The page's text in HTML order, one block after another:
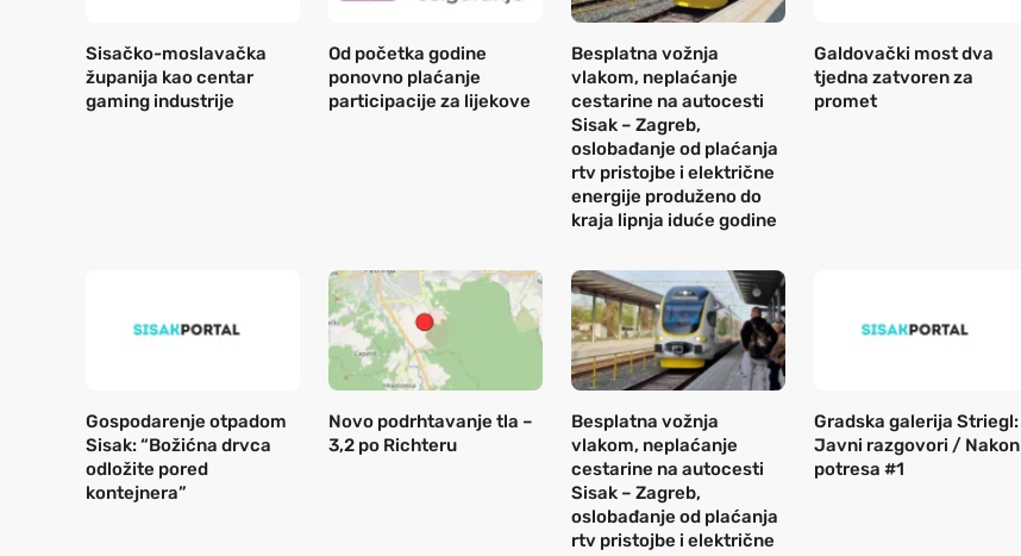
Sisačko-moslavačka
županija kao centar
gaming industrije
Od početka godine
ponovno plaćanje
participacije za lijekove
Besplatna vožnja
vlakom, neplaćanje
cestarine na autocesti
Sisak – Zagreb,
oslobađanje od plaćanja
rtv pristojbe i električne
energije produženo do
kraja lipnja iduće godine
Galdovački most dva
tjedna zatvoren za
promet
Gospodarenje otpadom
Sisak: “Božićna drvca
odložite pored
kontejnera”
Novo podrhtavanje tla –
3,2 po Richteru
Besplatna vožnja
vlakom, neplaćanje
cestarine na autocesti
Sisak – Zagreb,
oslobađanje od plaćanja
rtv pristojbe i električne
Gradska galerija Striegl:
Javni razgovori / Nakon
potresa #1